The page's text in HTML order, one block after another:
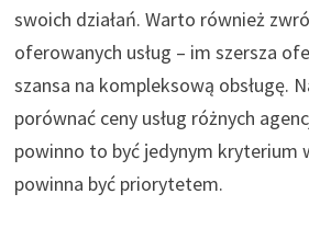
swoich działań. Warto również
oferowanych usług – im szersza
szansa na kompleksową obsługę.
porównać ceny usług różnych
powinno to być jedynym kryterium
powinna być priorytetem.